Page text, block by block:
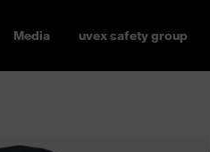
Media uvex safety group